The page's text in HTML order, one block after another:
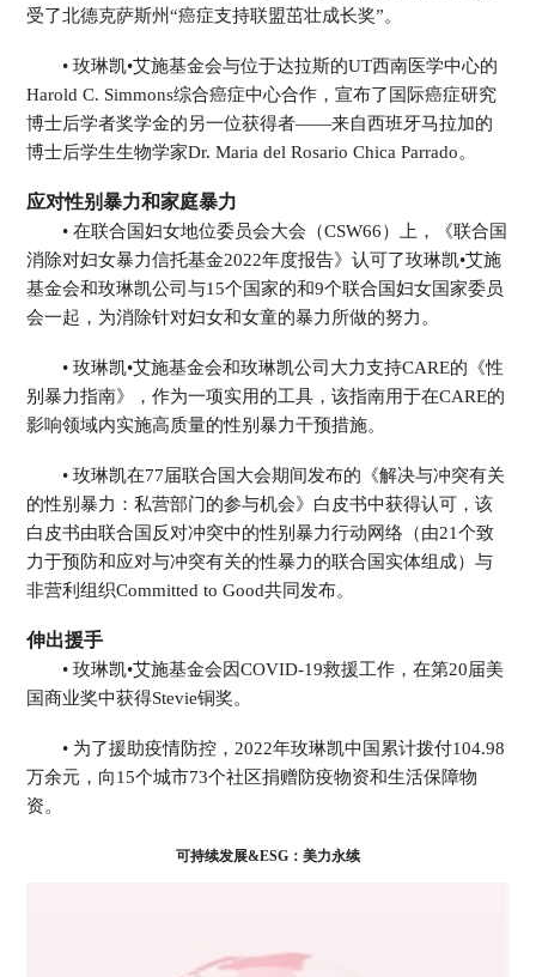
受了北德克萨斯州“癌症支持联盟茁壮成长奖”。
• 玫琳凯•艾施基金会与位于达拉斯的UT西南医学中心的
Harold C. Simmons综合癌症中心合作，宣布了国际癌症研究
博士后学者奖学金的另一位获得者——来自西班牙马拉加的
博士后学生生物学家Dr. Maria del Rosario Chica Parrado。
应对性别暴力和家庭暴力
• 在联合国妇女地位委员会大会（CSW66）上，《联合国
消除对妇女暴力信托基金2022年度报告》认可了玫琳凯•艾施
基金会和玫琳凯公司与15个国家的和9个联合国妇女国家委员
会一起，为消除针对妇女和女童的暴力所做的努力。
• 玫琳凯•艾施基金会和玫琳凯公司大力支持CARE的《性
别暴力指南》，作为一项实用的工具，该指南用于在CARE的
影响领域内实施高质量的性别暴力干预措施。
• 玫琳凯在77届联合国大会期间发布的《解决与冲突有关
的性别暴力：私营部门的参与机会》白皮书中获得认可，该
白皮书由联合国反对冲突中的性别暴力行动网络（由21个致
力于预防和应对与冲突有关的性暴力的联合国实体组成）与
非营利组织Committed to Good共同发布。
伸出援手
• 玫琳凯•艾施基金会因COVID-19救援工作，在第20届美
国商业奖中获得Stevie铜奖。
• 为了援助疫情防控，2022年玫琳凯中国累计拨付104.98
万余元，向15个城市73个社区捐赠防疫物资和生活保障物
资。
可持续发展&ESG：美力永续